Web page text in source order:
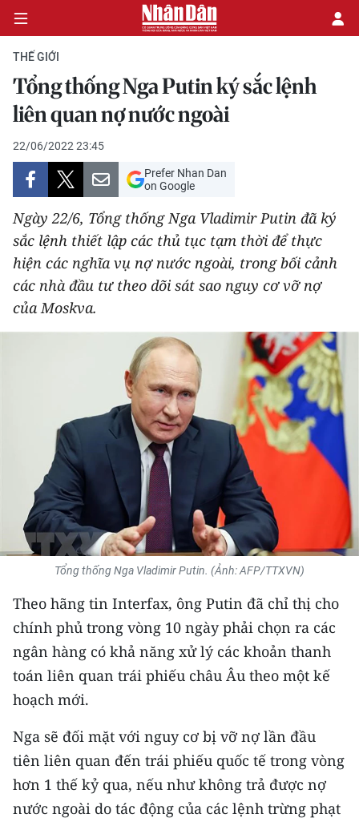
CHÍNH TRỊ
KINH TẾ
VĂN HÓA
XÃ HỘI
PHÁP LUẬT
DU LỊCH
GIÁO DỤC
KHOA HỌC - CÔNG NGHỆ
MÔI TRƯỜNG
BẠN ĐỌC
KIỂM CHỨNG THÔNG TIN
TRI THỨC CHUYÊN SÂU
54 DÂN TỘC VIỆT NAM
MỘT SẢN PHẨM
RADIO
THẾ GIỚI
Tổng thống Nga Putin ký sắc lệnh
liên quan nợ nước ngoài
22/06/2022 23:45
Prefer Nhan Dan
on Google
Ngày 22/6, Tổng thống Nga Vladimir Putin đã ký
sắc lệnh thiết lập các thủ tục tạm thời để thực
hiện các nghĩa vụ nợ nước ngoài, trong bối cảnh
các nhà đầu tư theo dõi sát sao nguy cơ vỡ nợ
của Moskva.
Tổng thống Nga Vladimir Putin. (Ảnh: AFP/TTXVN)
Theo hãng tin Interfax, ông Putin đã chỉ thị cho
chính phủ trong vòng 10 ngày phải chọn ra các
ngân hàng có khả năng xử lý các khoản thanh
toán liên quan trái phiếu châu Âu theo một kế
hoạch mới.
Nga sẽ đối mặt với nguy cơ bị vỡ nợ lần đầu
tiên liên quan đến trái phiếu quốc tế trong vòng
hơn 1 thế kỷ qua, nếu như không trả được nợ
nước ngoài do tác động của các lệnh trừng phạt